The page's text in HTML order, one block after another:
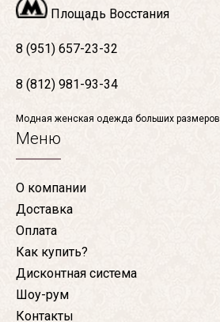
Площадь Восстания
8 (951) 657-23-32
8 (812) 981-93-34
Модная женская одежда больших размеров
Меню
О компании
Доставка
Оплата
Как купить?
Дисконтная система
Шоу-рум
Контакты